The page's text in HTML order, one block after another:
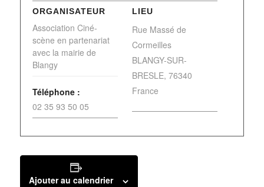
LIEU
Rue Massé de
Cormeilles
BLANGY-SUR-
BRESLE, 76340
France
ORGANISATEUR
Association Ciné-
scène en partenariat
avec la mairie de
Blangy
Téléphone :
02 35 93 50 05
Ajouter au calendrier